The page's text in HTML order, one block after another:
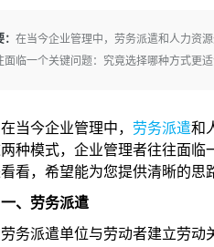
在当今企业管理中，劳务派遣和人力资
面临一个关键问题：究竟选择哪种方式更
今企业管理中， 劳务派遣和
种模式，企业管理者往往面
看，希望能为您提供清晰的思
一、 劳务派遣
派遣单位与劳动者建立劳动关